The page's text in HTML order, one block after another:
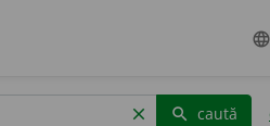
language
clear search caută